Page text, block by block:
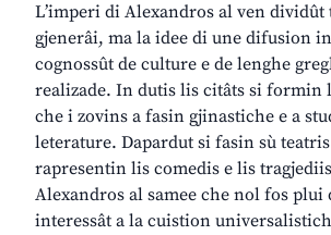
L’imperi di Alexandros al ven dividût
gjenerâi, ma la idee di une difusion
cognossût de culture e de lenghe
realizade. In dutis lis citâts si formin
che i zovins a fasin gjinastiche e a
leterature. Dapardut si fasin sù
rapresentin lis comedis e lis
Alexandros al samee che nol fos plui
interessât a la cuistion